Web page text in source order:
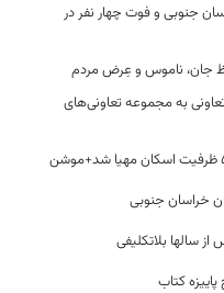
جنوبی و فوت چهار نفر در
جان، ناموس و عِرض مردم
یک سال گذشته و در دولت سیزدهم ۴۲ تعاونی به مجموعه تعاونی‌های
خراسان جنوبی